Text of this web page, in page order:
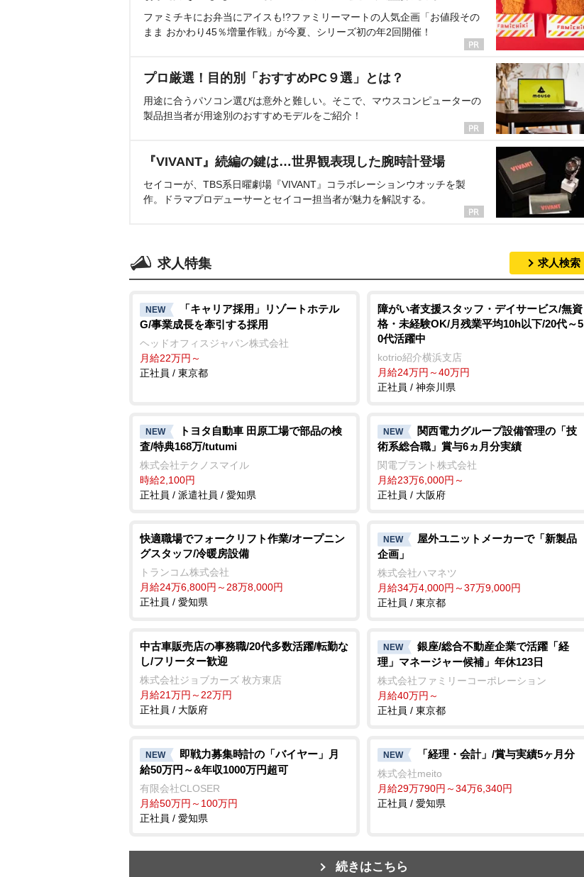
ファミチキにお弁当にアイスも!?ファミリーマートの人気企画「お値段その
まま おかわり45％増量作戦」が今夏、シリーズ初の年2回開催！
プロ厳選！目的別「おすすめPC９選」とは？
用途に合うパソコン選びは意外と難しい。そこで、マウスコンピューターの
製品担当者が用途別のおすすめモデルをご紹介！
『VIVANT』続編の鍵は…世界観表現した腕時計登場
セイコーが、TBS系日曜劇場『VIVANT』コラボレーションウオッチを製
作。ドラマプロデューサーとセイコー担当者が魅力を解説する。
求人特集 求人検索
NEW
「キャリア採用」リゾートホテル
G/事業成長を牽引する採用
ヘッドオフィスジャパン株式会社
月給22万円～
正社員 / 東京都
障がい者支援スタッフ・デイサービス/無資
格・未経験OK/月残業平均10h以下/20代～5
0代活躍中
kotrio紹介横浜支店
月給24万円～40万円
正社員 / 神奈川県
NEW
トヨタ自動車 田原工場で部品の検
査/特典168万/tutumi
株式会社テクノスマイル
時給2,100円
正社員 / 派遣社員 / 愛知県
NEW
関西電力グループ設備管理の「技
術系総合職」賞与6ヵ月分実績
関電プラント株式会社
月給23万6,000円～
正社員 / 大阪府
快適職場でフォークリフト作業/オープニン
グスタッフ/冷暖房設備
トランコム株式会社
月給24万6,800円～28万8,000円
正社員 / 愛知県
NEW
屋外ユニットメーカーで「新製品
企画」
株式会社ハマネツ
月給34万4,000円～37万9,000円
正社員 / 東京都
中古車販売店の事務職/20代多数活躍/転勤な
し/フリーター歓迎
株式会社ジョブカーズ 枚方東店
月給21万円～22万円
正社員 / 大阪府
NEW
銀座/総合不動産企業で活躍「経
理」マネージャー候補」年休123日
株式会社ファミリーコーポレーション
月給40万円～
正社員 / 東京都
NEW
即戦力募集時計の「バイヤー」月
給50万円～&年収1000万円超可
有限会社CLOSER
月給50万円～100万円
正社員 / 愛知県
NEW 「経理・会計」/賞与実績5ヶ月分
株式会社meito
月給29万790円～34万6,340円
正社員 / 愛知県
続きはこちら